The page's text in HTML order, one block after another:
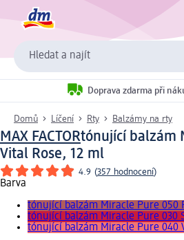
Hledat a najít
Doprava zdarma při
Domů Líčení Rty Balzámy na rty
MAX FACTORtónující balzám
Vital Rose, 12 ml
4.9 (357 hodnocení)
Barva
tónující balzám Miracle Pure 050
tónující balzám Miracle Pure 030
tónující balzám Miracle Pure 040